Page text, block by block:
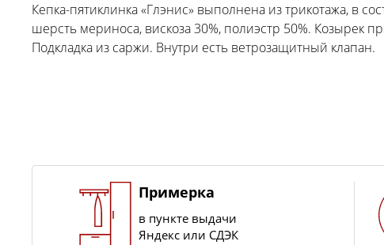
Кепка-пятиклинка «Глэнис» выполнена из трикотажа, в
шерсть мериноса, вискоза 30%, полиэстр 50%. Козырек
Подкладка из саржи. Внутри есть ветрозащитный клапан.
Примерка
в пункте выдачи
Яндекс или СДЭК